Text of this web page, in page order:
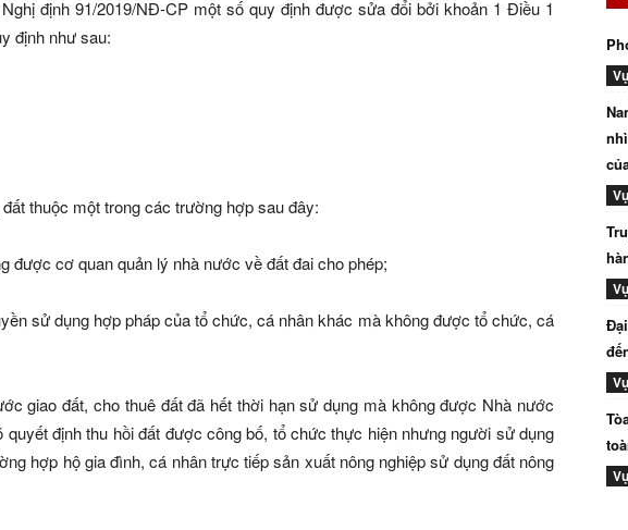
định 91/2019/NĐ-CP một số quy định được sửa đổi bởi khoản 1 Điều 1
định như sau:
thuộc một trong các trường hợp sau đây:
được cơ quan quản lý nhà nước về đất đai cho phép;
sử dụng hợp pháp của tổ chức, cá nhân khác mà không được tổ chức, cá
giao đất, cho thuê đất đã hết thời hạn sử dụng mà không được Nhà nước
quyết định thu hồi đất được công bố, tổ chức thực hiện nhưng người sử dụng
hợp hộ gia đình, cá nhân trực tiếp sản xuất nông nghiệp sử dụng đất nông